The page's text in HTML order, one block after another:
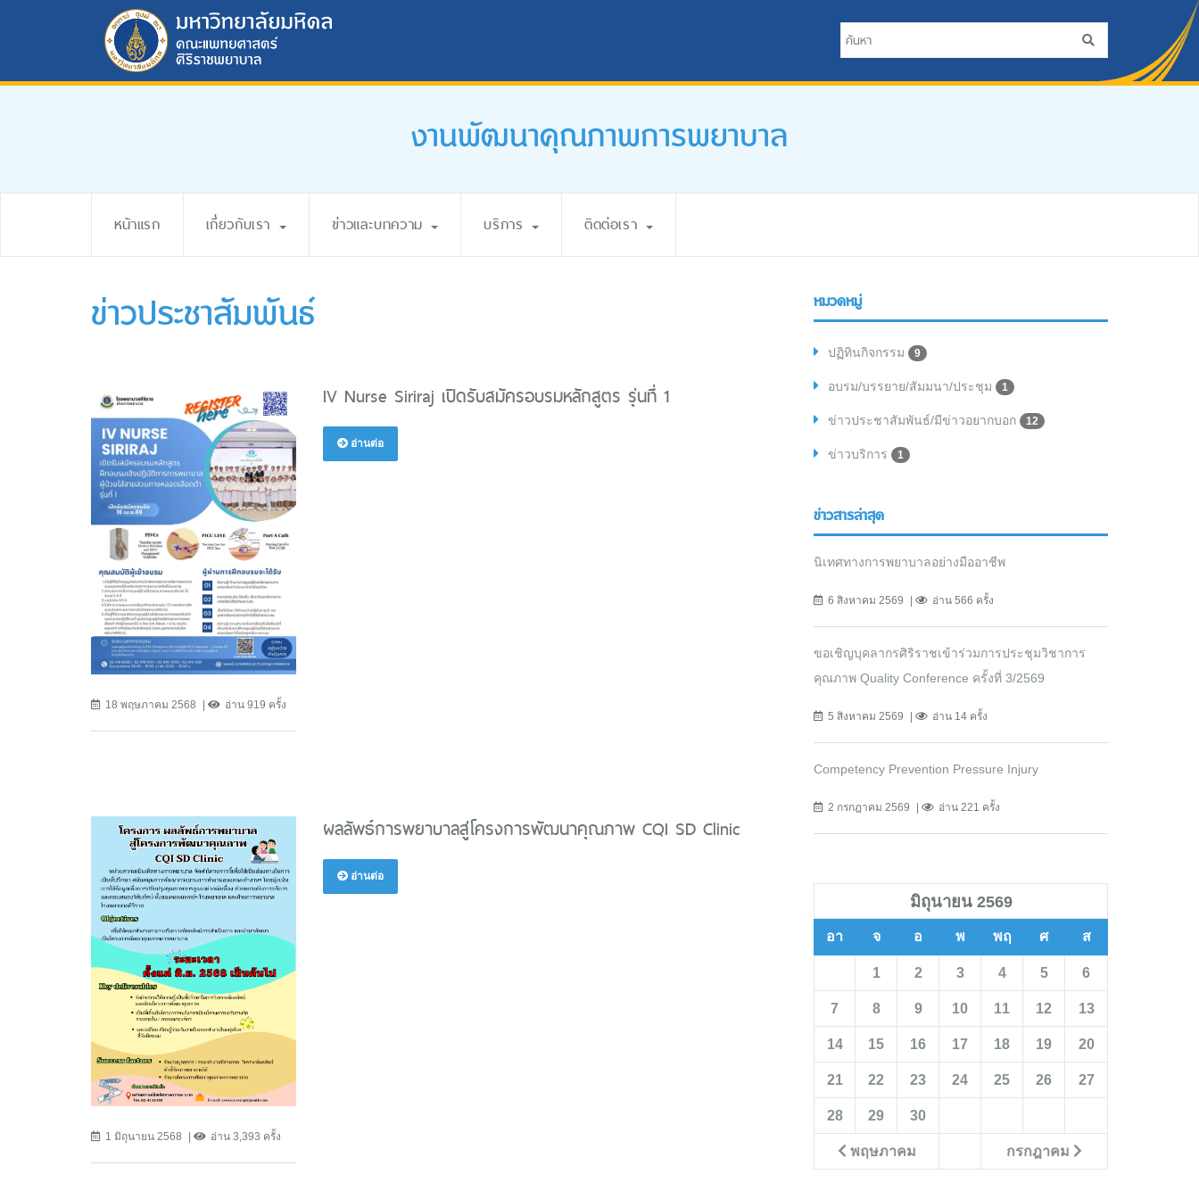
งานพัฒนาคุณภาพการพยาบาล
หน้าแรก เกี่ยวกับเรา ข่าวและบทความ บริการ ติดต่อเรา
ข่าวประชาสัมพันธ์
18 พฤษภาคม 2568 อ่าน 919 ครั้ง
IV Nurse Siriraj เปิดรับสมัครอบรมหลักสูตร รุ่นที่ 1
อ่านต่อ
1 มิถุนายน 2568 อ่าน 3,393 ครั้ง
ผลลัพธ์การพยาบาลสู่โครงการพัฒนาคุณภาพ CQI SD Clinic
อ่านต่อ
หมวดหมู่
ปฏิทินกิจกรรม 9
อบรม/บรรยาย/สัมมนา/ประชุม 1
ข่าวประชาสัมพันธ์/มีข่าวอยากบอก 12
ข่าวบริการ 1
ข่าวสารล่าสุด
นิเทศทางการพยาบาลอย่างมืออาชีพ
6 สิงหาคม 2569 อ่าน 566 ครั้ง
ขอเชิญบุคลากรศิริราชเข้าร่วมการประชุมวิชาการ
คุณภาพ Quality Conference ครั้งที่ 3/2569
5 สิงหาคม 2569 อ่าน 14 ครั้ง
Competency Prevention Pressure Injury
2 กรกฎาคม 2569 อ่าน 221 ครั้ง
มิถุนายน 2569
อา จ อ พ พฤ ศ ส
พฤษภาคม กรกฎาคม
1 2 3 4 5 6
7 8 9 10 11 12 13
14 15 16 17 18 19 20
21 22 23 24 25 26 27
28 29 30